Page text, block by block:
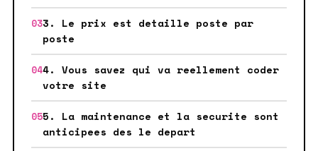
3. Le prix est detaille poste par
poste
4. Vous savez qui va reellement coder
votre site
5. La maintenance et la securite sont
anticipees des le depart